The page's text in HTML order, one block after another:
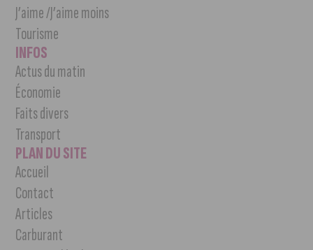
J’aime /J’aime moins
Tourisme
INFOS
Actus du matin
Économie
Faits divers
Transport
PLAN DU SITE
Accueil
Contact
Articles
Carburant